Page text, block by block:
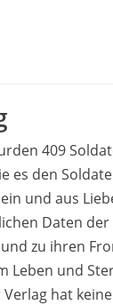
409
es den
und aus
Daten
zu ihren
Leben und
hat